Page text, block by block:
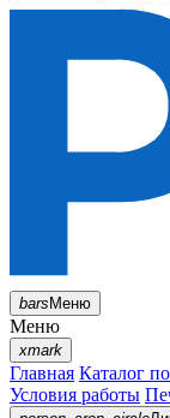
barsМеню
Меню
xmark
Главная Каталог
Условия работы